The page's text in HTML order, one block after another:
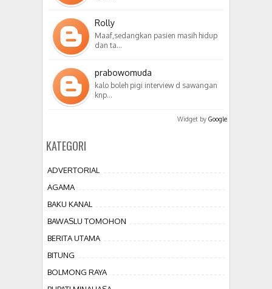
Rolly
Maaf,sedangkan pasien masih hidup
dan ta…
prabowomuda
kalo boleh pigi interview d sawangan
knp…
Widget by Google
KATEGORI
ADVERTORIAL
AGAMA
BAKU KANAL
BAWASLU TOMOHON
BERITA UTAMA
BITUNG
BOLMONG RAYA